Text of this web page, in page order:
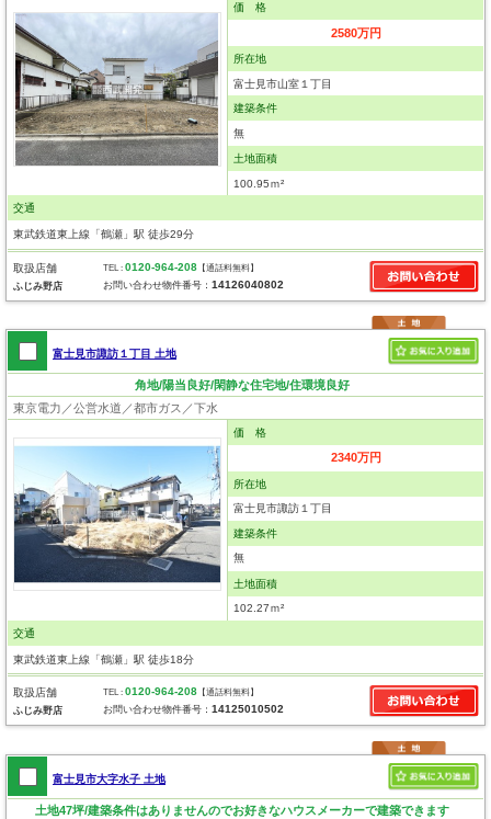
価 格
2580万円
所在地
富士見市山室１丁目
建築条件
無
土地面積
100.95ｍ²
交通
東武鉄道東上線「鶴瀬」駅 徒歩29分
取扱店舗
ふじみ野店
TEL :0120-964-208 【通話料無料】
お問い合わせ物件番号：14126040802
富士見市諏訪１丁目 土地
角地/陽当良好/閑静な住宅地/住環境良好
東京電力／公営水道／都市ガス／下水
価 格
2340万円
所在地
富士見市諏訪１丁目
建築条件
無
土地面積
102.27ｍ²
交通
東武鉄道東上線「鶴瀬」駅 徒歩18分
取扱店舗
ふじみ野店
TEL :0120-964-208 【通話料無料】
お問い合わせ物件番号：14125010502
富士見市大字水子 土地
土地47坪/建築条件はありませんのでお好きなハウスメーカーで建築できます